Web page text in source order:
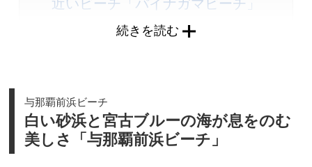
近いビーチ「パイナガマビーチ」
砂山を登ってたどり着くフォトジ
穏やかな入り江の海とパノラマ絶
景が魅力「イムギャーマリンガー
デン」
続きを読む
与那覇前浜ビーチ
白い砂浜と宮古ブルーの海が息をのむ
美しさ「与那覇前浜ビーチ」